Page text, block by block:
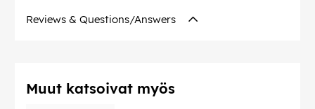
Reviews & Questions/Answers
Muut katsoivat myös